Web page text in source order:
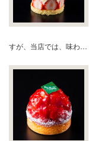
すが、当店では、味わ…